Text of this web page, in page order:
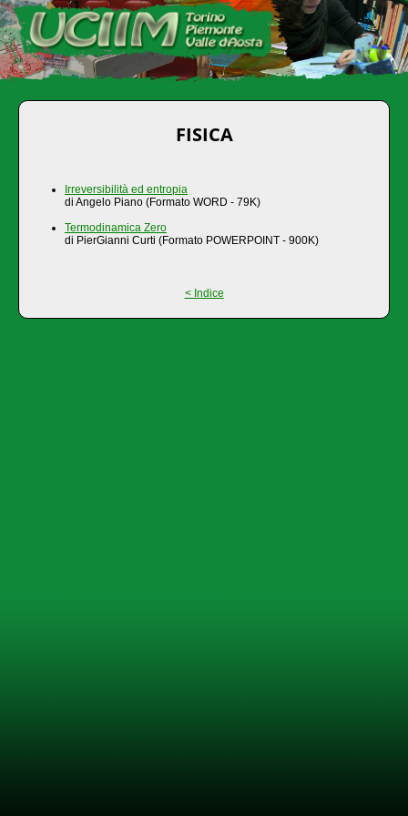
FISICA
Irreversibilità ed entropia
di Angelo Piano (Formato WORD - 79K)
Termodinamica Zero
di PierGianni Curti (Formato POWERPOINT - 900K)
< Indice